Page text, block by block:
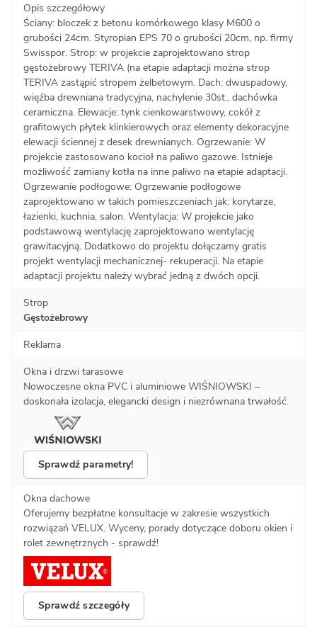
Opis szczegółowy
Ściany: bloczek z betonu komórkowego klasy M600 o
grubości 24cm. Styropian EPS 70 o grubości 20cm, np. firmy
Swisspor. Strop: w projekcie zaprojektowano strop
gęstożebrowy TERIVA (na etapie adaptacji można strop
TERIVA zastąpić stropem żelbetowym. Dach: dwuspadowy,
więźba drewniana tradycyjna, nachylenie 30st., dachówka
ceramiczna. Elewacje: tynk cienkowarstwowy, cokół z
grafitowych płytek klinkierowych oraz elementy dekoracyjne
elewacji ściennej z desek drewnianych. Ogrzewanie: W
projekcie zastosowano kocioł na paliwo gazowe. Istnieje
możliwość zamiany kotła na inne paliwo na etapie adaptacji.
Ogrzewanie podłogowe: Ogrzewanie podłogowe
zaprojektowano w takich pomieszczeniach jak: korytarze,
łazienki, kuchnia, salon. Wentylacja: W projekcie jako
podstawową wentylację zaprojektowano wentylację
grawitacyjną. Dodatkowo do projektu dołączamy gratis
projekt wentylacji mechanicznej- rekuperacji. Na etapie
adaptacji projektu należy wybrać jedną z dwóch opcji.
Strop
Gęstożebrowy
Reklama
Okna i drzwi tarasowe
Nowoczesne okna PVC i aluminiowe WIŚNIOWSKI –
doskonała izolacja, elegancki design i niezrównana trwałość.
Sprawdź parametry!
Okna dachowe
Oferujemy bezpłatne konsultacje w zakresie wszystkich
rozwiązań VELUX. Wyceny, porady dotyczące doboru okien i
rolet zewnętrznych - sprawdź!
Sprawdź szczegóły